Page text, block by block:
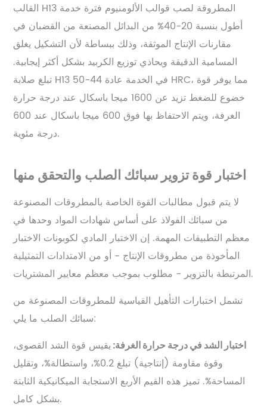
القالب H13 المطروقة لصب قوالب الألومنيوم فترة خدمة
أطول بنسبة 20-40% من البدائل المصنعة من القضبان في
مقارنات الإنتاج الموثقة، وذلك ببساطة لأن التشكيل يغلق
المسامية الدقيقة ويحاذي توزيع الكربيد بشكل أكثر إيجابية.
تبلغ صلابة H13 في الخدمة عادة 44-50 HRC، مما يوفر قوة
خضوع للضغط تزيد عن 1600 ميجا باسكال عند درجة حرارة
الغرفة، ويتم الاحتفاظ بها فوق 600 ميجا باسكال عند 600
درجة مئوية.
اختبار قوة تزوير سبائك الصلب والتحقق منها
لا يتم قبول مطالبات القوة الخاصة بالمطروقات المصنوعة
من سبائك الفولاذ على أساس شهادات المواد وحدها في
معظم التطبيقات المهمة. إن الاختبار المادي لكوبونات الاختبار
المأخوذة من مطروقات الإنتاج - أو من الامتدادات التمثيلية
المرتبطة بالتزوير - مطلوب بموجب معظم معايير المشتريات.
تشمل اختبارات التأهيل القياسية للمطروقات المصنوعة من
سبائك الصلب ما يلي:
اختبار الشد في درجة حرارة الغرفة:يقيس قوة الشد القصوى،
وقوة مقاومة (إنتاجية) تبلغ 0.2%، واستطالة%، وتقليل
المساحة%. تميز هذه القيم الأربع الاستجابة الميكانيكية الثابتة
بشكل كامل.